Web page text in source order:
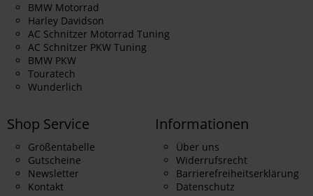
BMW Motorrad
Harley Davidson
AC Schnitzer Motorrad Tuning
AC Schnitzer PKW Tuning
BMW PKW
Touratech
Wunderlich
Shop Service
Größentabelle
Gutscheine
Newsletter
Kontakt
Informationen
Über uns
Widerrufsrecht
Barrierefreiheitserklärung
Datenschutz